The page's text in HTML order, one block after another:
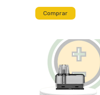
Comprar